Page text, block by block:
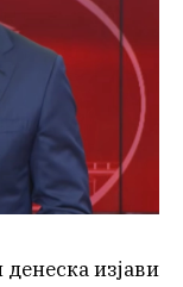
изјави